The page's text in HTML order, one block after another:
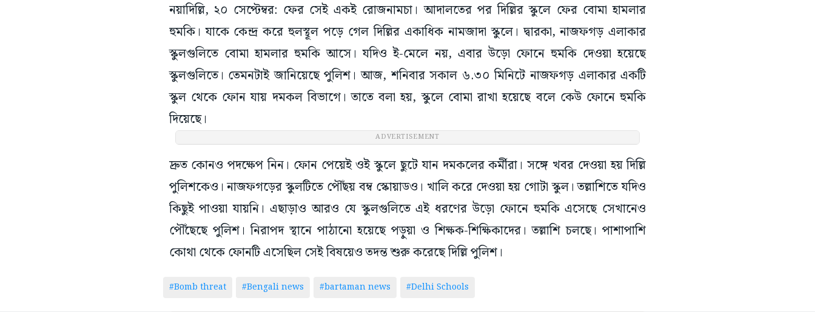
নয়াদিল্লি, ২০ সেপ্টেম্বর: ফের সেই একই রোজনামচা। আদালতের পর দিল্লির স্কুলে ফের বোমা হামলার
হুমকি। যাকে কেন্দ্র করে হুলস্থূল পড়ে গেল দিল্লির একাধিক নামজাদা স্কুলে। দ্বারকা, নাজফগড় এলাকার
স্কুলগুলিতে বোমা হামলার হুমকি আসে। যদিও ই-মেলে নয়, এবার উড়ো ফোনে হুমকি দেওয়া হয়েছে
স্কুলগুলিতে। তেমনটাই জানিয়েছে পুলিশ। আজ, শনিবার সকাল ৬.৩০ মিনিটে নাজফগড় এলাকার একটি
স্কুল থেকে ফোন যায় দমকল বিভাগে। তাতে বলা হয়, স্কুলে বোমা রাখা হয়েছে বলে কেউ ফোনে হুমকি
দিয়েছে।
ADVERTISEMENT
দ্রুত কোনও পদক্ষেপ নিন। ফোন পেয়েই ওই স্কুলে ছুটে যান দমকলের কর্মীরা। সঙ্গে খবর দেওয়া হয় দিল্লি
পুলিশকেও। নাজফগড়ের স্কুলটিতে পৌঁছয় বম্ব স্কোয়াডও। খালি করে দেওয়া হয় গোটা স্কুল। তল্লাশিতে যদিও
কিছুই পাওয়া যায়নি। এছাড়াও আরও যে স্কুলগুলিতে এই ধরণের উড়ো ফোনে হুমকি এসেছে সেখানেও
পৌঁছেছে পুলিশ। নিরাপদ স্থানে পাঠানো হয়েছে পড়ুয়া ও শিক্ষক-শিক্ষিকাদের। তল্লাশি চলছে। পাশাপাশি
কোথা থেকে ফোনটি এসেছিল সেই বিষয়েও তদন্ত শুরু করেছে দিল্লি পুলিশ।
#Bomb threat #Bengali news #bartaman news #Delhi Schools